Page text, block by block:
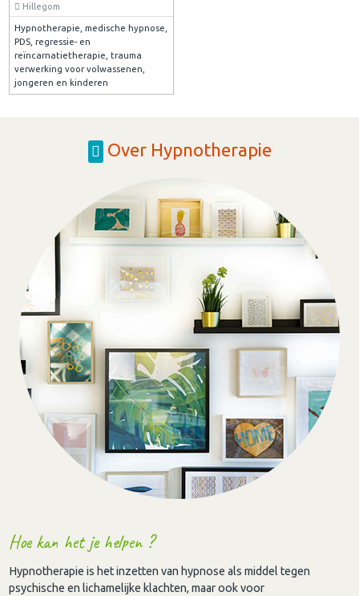
Hillegom
Hypnotherapie, medische hypnose,
PDS, regressie- en
reïncarnatietherapie, trauma
verwerking voor volwassenen,
jongeren en kinderen
Over Hypnotherapie
Hoe kan het je helpen ?
Hypnotherapie is het inzetten van hypnose als middel tegen
psychische en lichamelijke klachten, maar ook voor